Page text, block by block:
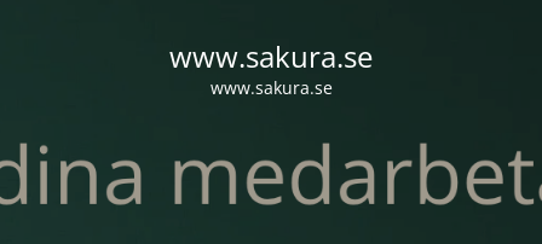
www.sakura.se
www.sakura.se